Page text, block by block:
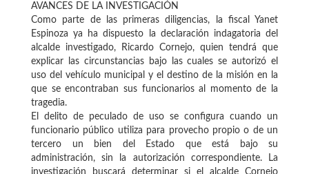
AVANCES DE LA INVESTIGACIÓN
Como parte de las primeras diligencias, la fiscal Yanet
Espinoza ya ha dispuesto la declaración indagatoria del
alcalde investigado, Ricardo Cornejo, quien tendrá que
explicar las circunstancias bajo las cuales se autorizó el
uso del vehículo municipal y el destino de la misión en la
que se encontraban sus funcionarios al momento de la
tragedia.
El delito de peculado de uso se configura cuando un
funcionario público utiliza para provecho propio o de un
tercero un bien del Estado que está bajo su
administración, sin la autorización correspondiente. La
investigación buscará determinar si el alcalde Cornejo